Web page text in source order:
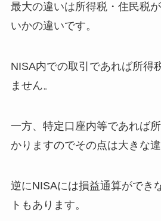
最大の違いは所得税・住民税
いかの違いです。
NISA内での取引であれば所得
ません。
一方、特定口座内等であれば
かりますのでその点は大きな違
逆にNISAには損益通算ができ
トもあります。